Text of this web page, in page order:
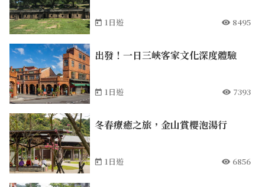
1日遊 8495
出發！一日三峽客家文化深度體驗
1日遊 7393
冬春療癒之旅，金山賞櫻泡湯行
1日遊 6856